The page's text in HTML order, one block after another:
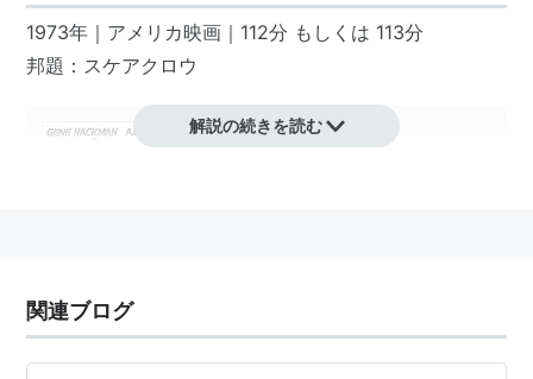
1973年｜ アメリカ映画 ｜112分 もしくは 113分
邦題： スケアクロウ
スケアクロウ [DVD]
解説の続きを読む
関連ブログ